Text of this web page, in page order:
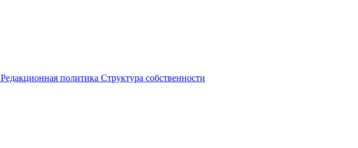
Редакционная политика Структура собственности